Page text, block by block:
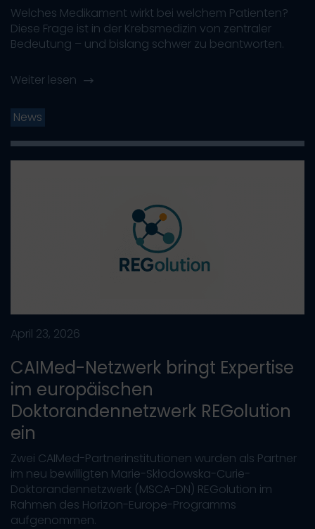
Welches Medikament wirkt bei welchem Patienten?
Diese Frage ist in der Krebsmedizin von zentraler
Bedeutung – und bislang schwer zu beantworten.
Weiter lesen
News
April 23, 2026
CAIMed-Netzwerk bringt Expertise
im europäischen
Doktorandennetzwerk REGolution
ein
Zwei CAIMed-Partnerinstitutionen wurden als Partner
im neu bewilligten Marie-Skłodowska-Curie-
Doktorandennetzwerk (MSCA-DN) REGolution im
Rahmen des Horizon-Europe-Programms
aufgenommen.